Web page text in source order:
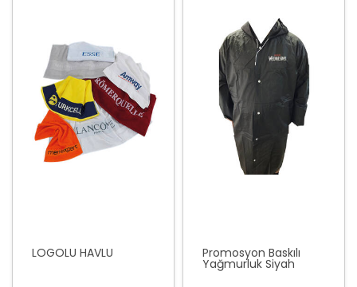
LOGOLU HAVLU Promosyon Baskılı
Yağmurluk Siyah